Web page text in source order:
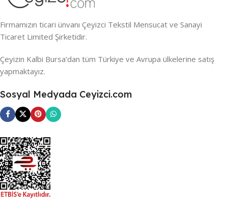
Firmamızın ticari ünvanı Çeyizci Tekstil Mensucat ve Sanayi
Ticaret Limited Şirketidir.
Çeyizin Kalbi Bursa’dan tüm Türkiye ve Avrupa ülkelerine satış
yapmaktayız.
Sosyal Medyada Ceyizci.com